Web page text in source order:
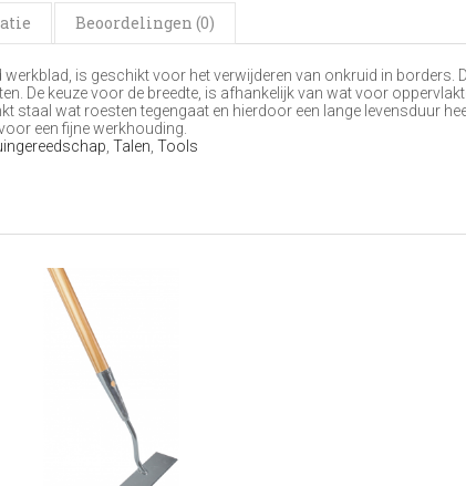
Beoordelingen (0)
werkblad, is geschikt voor het verwijderen van onkruid in
De keuze voor de breedte, is afhankelijk van wat voor
staal wat roesten tegengaat en hierdoor een lange levensduur
een fijne werkhouding.
Talen Tools